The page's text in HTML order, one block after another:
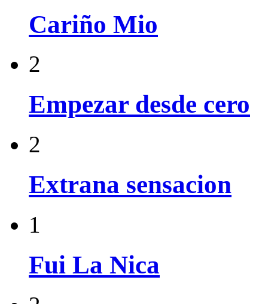
Cariño Mio
2
Empezar desde cero
2
Extrana sensacion
1
Fui La Niсa